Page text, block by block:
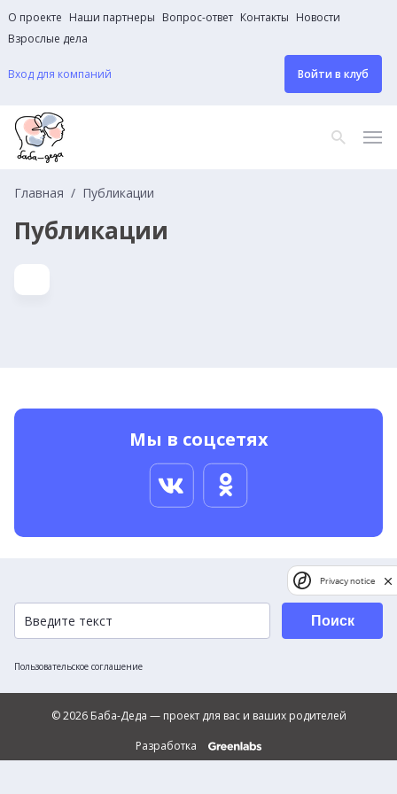
О проекте Наши партнеры Вопрос-ответ Контакты Новости
Взрослые дела
Вход для компаний Войти в клуб
Главная Публикации
Публикации
Мы в соцсетях
Пользовательское соглашение
Поиск
© 2026 Баба-Деда — проект для вас и ваших родителей
Разработка
Privacy notice